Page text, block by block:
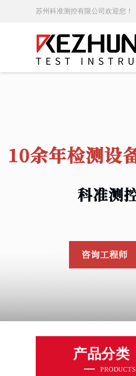
苏州科准测控有限公司欢迎您！
产品分类
PRODUCTS